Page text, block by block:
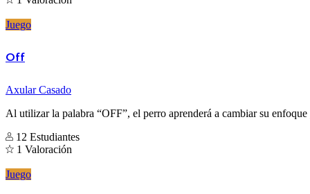
Juego
Off
Axular Casado
Al utilizar la palabra “OFF”, el perro aprenderá a cambiar su enfoque
12 Estudiantes
1 Valoración
Juego